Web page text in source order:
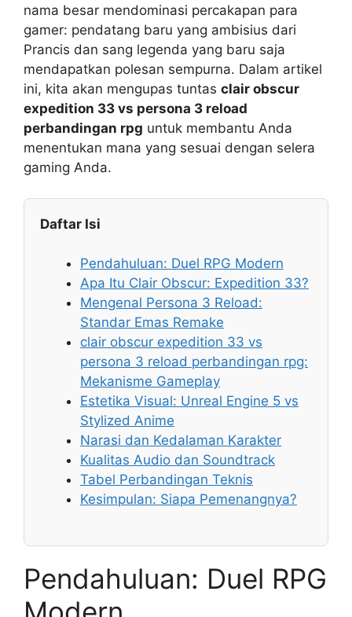
nama besar mendominasi percakapan para
gamer: pendatang baru yang ambisius dari
Prancis dan sang legenda yang baru saja
mendapatkan polesan sempurna. Dalam artikel
ini, kita akan mengupas tuntas clair obscur
expedition 33 vs persona 3 reload
perbandingan rpg untuk membantu Anda
menentukan mana yang sesuai dengan selera
gaming Anda.
Daftar Isi
Pendahuluan: Duel RPG Modern
Apa Itu Clair Obscur: Expedition 33?
Mengenal Persona 3 Reload:
Standar Emas Remake
clair obscur expedition 33 vs
persona 3 reload perbandingan rpg:
Mekanisme Gameplay
Estetika Visual: Unreal Engine 5 vs
Stylized Anime
Narasi dan Kedalaman Karakter
Kualitas Audio dan Soundtrack
Tabel Perbandingan Teknis
Kesimpulan: Siapa Pemenangnya?
Pendahuluan: Duel RPG